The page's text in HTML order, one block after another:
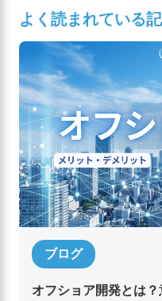
よく読まれている
ブログ
オフショア開発とは